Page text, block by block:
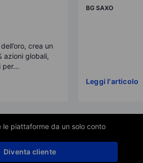
crea un
azioni globali,
per...
BG SAXO
Leggi l'articolo
le piattaforme da un solo conto
Diventa cliente